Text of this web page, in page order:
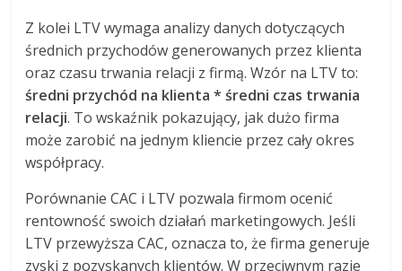
Z kolei LTV wymaga analizy danych dotyczących
średnich przychodów generowanych przez klienta
oraz czasu trwania relacji z firmą. Wzór na LTV to:
średni przychód na klienta * średni czas trwania
relacji. To wskaźnik pokazujący, jak dużo firma
może zarobić na jednym kliencie przez cały okres
współpracy.
Porównanie CAC i LTV pozwala firmom ocenić
rentowność swoich działań marketingowych. Jeśli
LTV przewyższa CAC, oznacza to, że firma generuje
zyski z pozyskanych klientów. W przeciwnym razie